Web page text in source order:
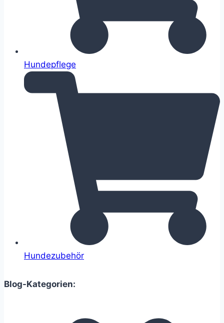
Hundepflege
Hundezubehör
Blog-Kategorien: